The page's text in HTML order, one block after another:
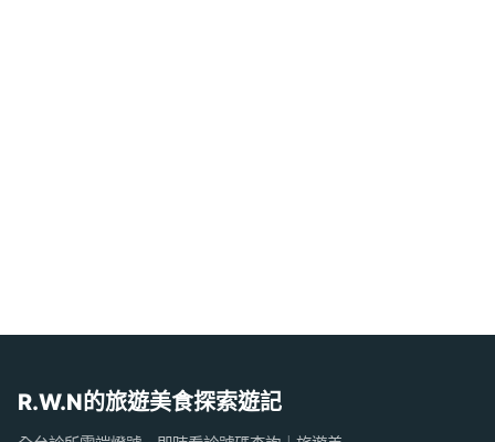
R.W.N的旅遊美食探索遊記